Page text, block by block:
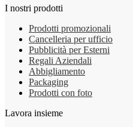
I nostri prodotti
Prodotti promozionali
Cancelleria per ufficio
Pubblicità per Esterni
Regali Aziendali
Abbigliamento
Packaging
Prodotti con foto
Lavora insieme